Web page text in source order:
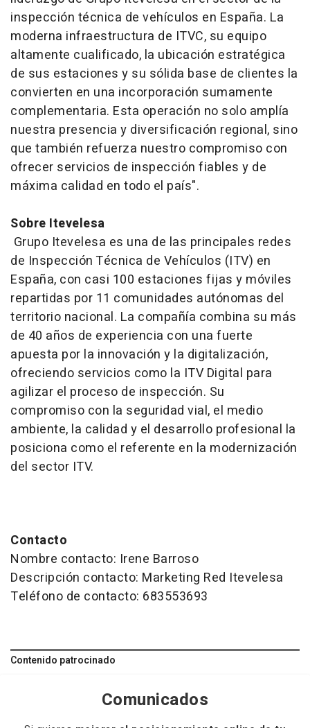
inspección técnica de vehículos en España. La
moderna infraestructura de ITVC, su equipo
altamente cualificado, la ubicación estratégica
de sus estaciones y su sólida base de clientes la
convierten en una incorporación sumamente
complementaria. Esta operación no solo amplía
nuestra presencia y diversificación regional, sino
que también refuerza nuestro compromiso con
ofrecer servicios de inspección fiables y de
máxima calidad en todo el país".
Sobre Itevelesa
Grupo Itevelesa es una de las principales redes
de Inspección Técnica de Vehículos (ITV) en
España, con casi 100 estaciones fijas y móviles
repartidas por 11 comunidades autónomas del
territorio nacional. La compañía combina su más
de 40 años de experiencia con una fuerte
apuesta por la innovación y la digitalización,
ofreciendo servicios como la ITV Digital para
agilizar el proceso de inspección. Su
compromiso con la seguridad vial, el medio
ambiente, la calidad y el desarrollo profesional la
posiciona como el referente en la modernización
del sector ITV.
Contacto
Nombre contacto: Irene Barroso
Descripción contacto: Marketing Red Itevelesa
Teléfono de contacto: 683553693
Contenido patrocinado
Comunicados